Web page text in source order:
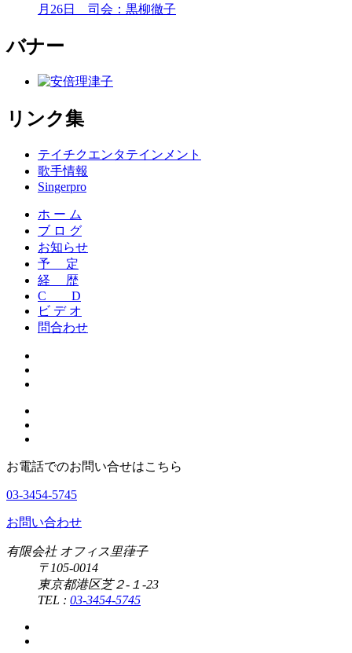
月26日 司会：黒柳徹子
バナー
リンク集
テイチクエンタテインメント
歌手情報
Singerpro
ホ ー ム
ブ ロ グ
お知らせ
予 定
経 歴
C D
ビ デ オ
問合わせ
お電話でのお問い合せはこちら
03-3454-5745
お問い合わせ
有限会社 オフィス里葎子
〒105-0014
東京都港区芝２-１-23
TEL : 03-3454-5745